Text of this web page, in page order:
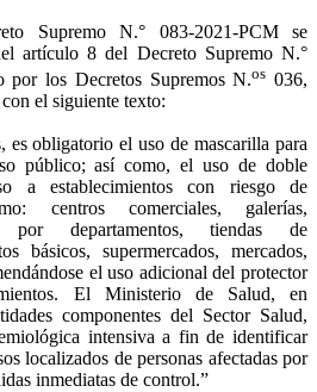
Supremo N.° 083-2021-PCM se
artículo 8 del Decreto Supremo N.°
por los Decretos Supremos N.os 036,
el siguiente texto:
obligatorio el uso de mascarilla para
público; así como, el uso de doble
a establecimientos con riesgo de
centros comerciales, galerías,
por departamentos, tiendas de
básicos, supermercados, mercados,
el uso adicional del protector
El Ministerio de Salud, en
componentes del Sector Salud,
intensiva a fin de identificar
localizados de personas afectadas por
inmediatas de control.”